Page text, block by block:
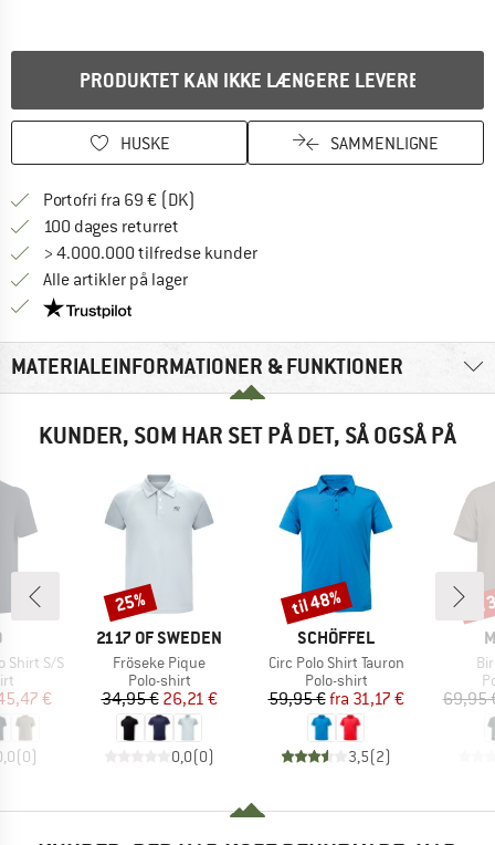
PRODUKTET KAN IKKE LÆNGERE LEVERES
HUSKE SAMMENLIGNE
Portofri fra 69 € (DK)
100 dages returret
> 4.000.000 tilfredse kunder
Alle artikler på lager
Vi er Trustpilot-certificeret - oplysningerne får du
MATERIALEINFORMATIONER & FUNKTIONER
KUNDER, SOM HAR SET PÅ DET, SÅ OGSÅ PÅ
Shirt S/S
pris
€
(0)
MÆRKE
2117 OF SWEDEN
Artikel
Fröseke Pique
Produktgruppe
Polo-shirt
Pris
34,95 €Nedsat pris
26,21 €
0,0(0)
Rabat
25%
MÆRKE
SCHÖFFEL
Artikel
Circ Polo Shirt Tauron
Produktgruppe
Polo-shirt
Pris
59,95 € Nedsat pris
fra 31,17 €
3,5(2)
Rabat
til 48%
69,95